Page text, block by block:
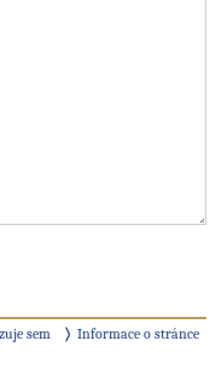
sem Informace o stránce